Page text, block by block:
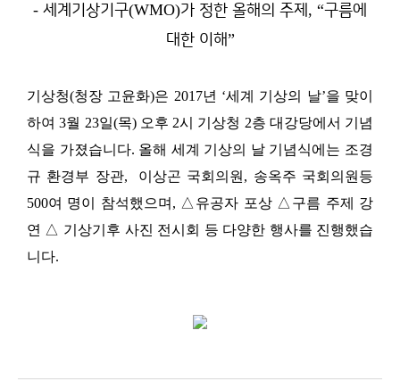
- 세계기상기구(WMO)가 정한 올해의 주제 , “구름에
대한 이해”
기상청(청장 고윤화)은 2017년 ‘세계 기상의 날’을 맞이
하여3월 23일(목) 오후 2시 기상청 2층 대강당에서 기념
식을 가졌습니다. 올해 세계 기상의 날 기념식에는 조경
규 환경부 장관, 이상곤 국회의원, 송옥주 국회의원등
500여 명이 참석했으며 , △ 유공자 포상 △ 구름 주제 강
연 △ 기상기후 사진 전시회 등 다양한 행사를 진행했습
니다.